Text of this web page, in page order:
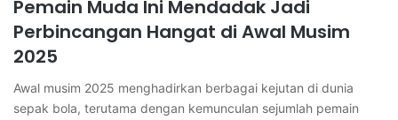
Pemain Muda Ini Mendadak Jadi
Perbincangan Hangat di Awal Musim
2025
Awal musim 2025 menghadirkan berbagai kejutan di dunia
sepak bola, terutama dengan kemunculan sejumlah pemain